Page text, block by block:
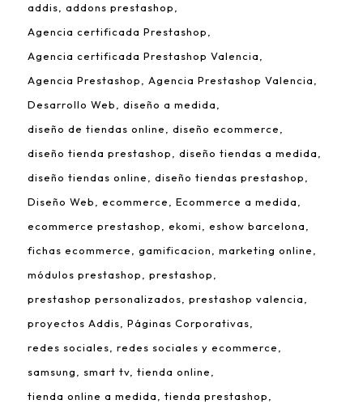
addis
addons prestashop
Agencia certificada Prestashop
Agencia certificada Prestashop Valencia
Agencia Prestashop
Agencia Prestashop Valencia
Desarrollo Web
diseño a medida
diseño de tiendas online
diseño ecommerce
diseño tienda prestashop
diseño tiendas a medida
diseño tiendas online
diseño tiendas prestashop
Diseño Web
ecommerce
Ecommerce a medida
ecommerce prestashop
ekomi
eshow barcelona
fichas ecommerce
gamificacion
marketing online
módulos prestashop
prestashop
prestashop personalizados
prestashop valencia
proyectos Addis
Páginas Corporativas
redes sociales
redes sociales y ecommerce
samsung
smart tv tienda online
tienda online a medida
tienda prestashop